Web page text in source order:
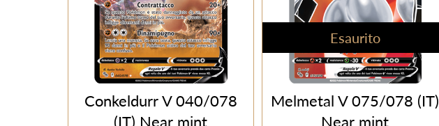
Conkeldurr V 040/078
(IT) Near mint
Esaurito
Melmetal V 075/078 (IT)
Near mint